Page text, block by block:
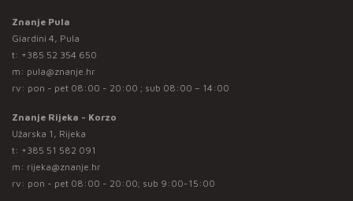
Znanje Pula
Giardini 4, Pula
t: +385 52 354 650
m: pula@znanje.hr
rv: pon - pet 08:00 - 20:00 ; sub 08:00 – 14:00
Znanje Rijeka - Korzo
Užarska 1, Rijeka
t: +385 51 582 091
m: rijeka@znanje.hr
rv: pon - pet 08:00 - 20:00; sub 9:00-15:00